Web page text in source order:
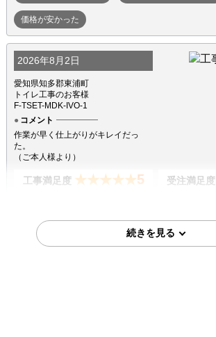
価格が安かった
2026年8月2日
愛知県知多郡東浦町
トイレ工事のお客様
F-TSET-MDK-IVO-1
コメント
作業が早く仕上がりがキレイだっ
た。
（ご本人様より）
工事満足度 ★★★★★5 受注満足度
商品選定がしやすかった 価格が安かった